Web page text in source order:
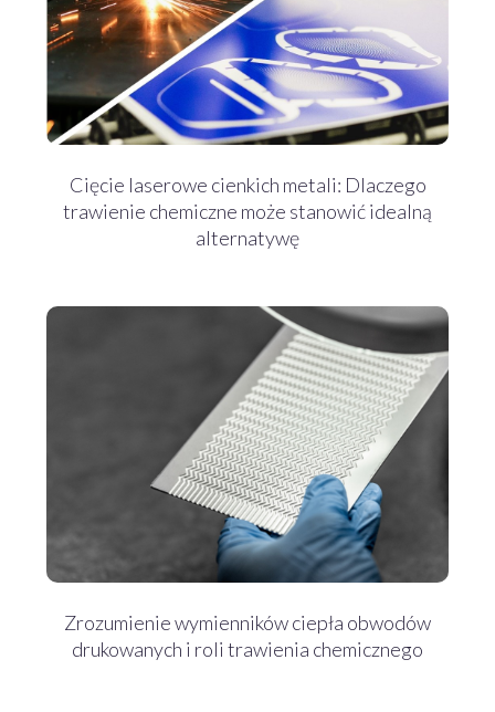
Cięcie laserowe cienkich metali: Dlaczego
trawienie chemiczne może stanowić idealną
alternatywę
Zrozumienie wymienników ciepła obwodów
drukowanych i roli trawienia chemicznego